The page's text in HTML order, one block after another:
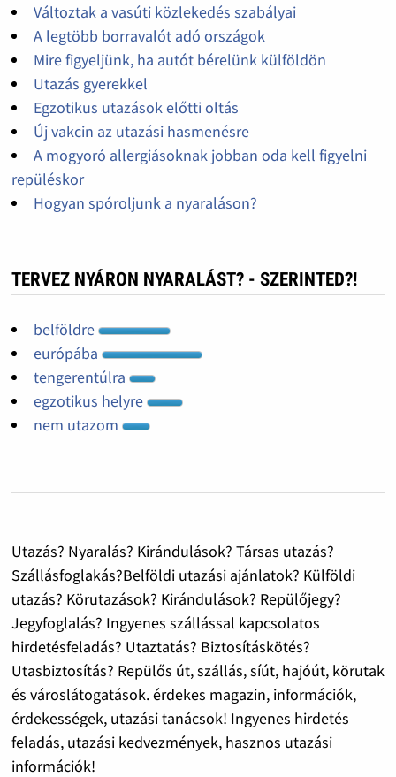
Változtak a vasúti közlekedés szabályai
A legtöbb borravalót adó országok
Mire figyeljünk, ha autót bérelünk külföldön
Utazás gyerekkel
Egzotikus utazások előtti oltás
Új vakcin az utazási hasmenésre
A mogyoró allergiásoknak jobban oda kell figyelni
repüléskor
Hogyan spóroljunk a nyaraláson?
TERVEZ NYÁRON NYARALÁST? - SZERINTED?!
belföldre
európába
tengerentúlra
egzotikus helyre
nem utazom
Utazás? Nyaralás? Kirándulások? Társas utazás?
Szállásfoglakás?Belföldi utazási ajánlatok? Külföldi
utazás? Körutazások? Kirándulások? Repülőjegy?
Jegyfoglalás? Ingyenes szállással kapcsolatos
hirdetésfeladás? Utaztatás? Biztosításkötés?
Utasbiztosítás? Repülős út, szállás, síút, hajóút, körutak
és városlátogatások. érdekes magazin, információk,
érdekességek, utazási tanácsok! Ingyenes hirdetés
feladás, utazási kedvezmények, hasznos utazási
információk!